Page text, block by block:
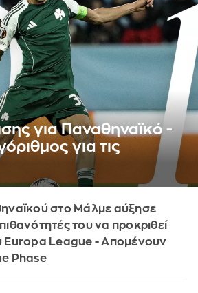
για Παναθηναϊκό -
για τις
στο Μάλμε αύξησε
του να προκριθεί
Europa League - Απομένουν
Phase